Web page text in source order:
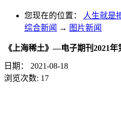
您现在的位置： 人生就是
综合新闻 → 图片新闻
《上海稀土》—电子期刊2021
日期：
2021-08-18
浏览次数: 17